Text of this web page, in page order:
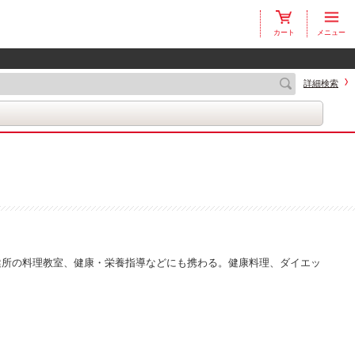
カート メニュー
詳細検索
の料理教室、健康・栄養指導などにも携わる。健康料理、ダイエッ